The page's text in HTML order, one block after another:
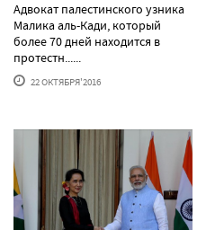
Адвокат палестинского узника
Малика аль-Кади, который
более 70 дней находится в
протестн......
22 ОКТЯБРЯ'2016